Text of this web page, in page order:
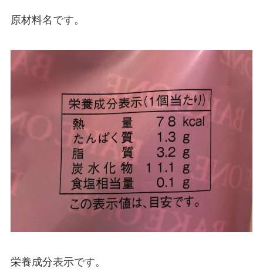
原材料名です。
栄養成分表示です。